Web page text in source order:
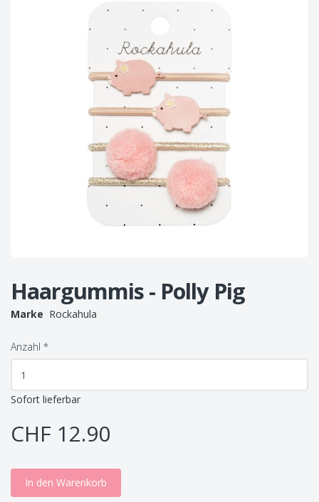
Haargummis - Polly Pig
Marke Rockahula
Anzahl *
Sofort lieferbar
CHF 12.90
In den Warenkorb